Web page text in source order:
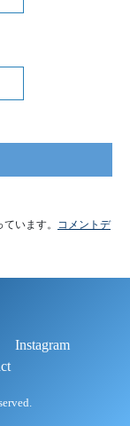
います。 コメントデ
Instagram